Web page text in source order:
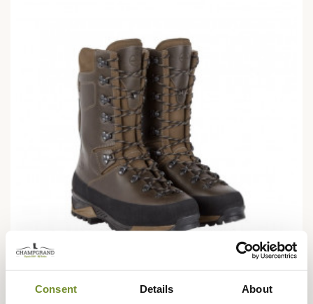
Consent Details About
LE CHAMEAU